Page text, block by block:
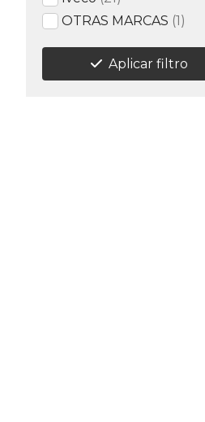
OTRAS MARCAS (1)
Aplicar filtro